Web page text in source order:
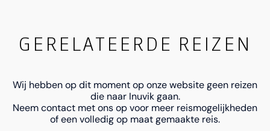
GERELATEERDE REIZEN
Wij hebben op dit moment op onze website geen reizen
die naar Inuvik gaan.
Neem contact met ons op voor meer reismogelijkheden
of een volledig op maat gemaakte reis.